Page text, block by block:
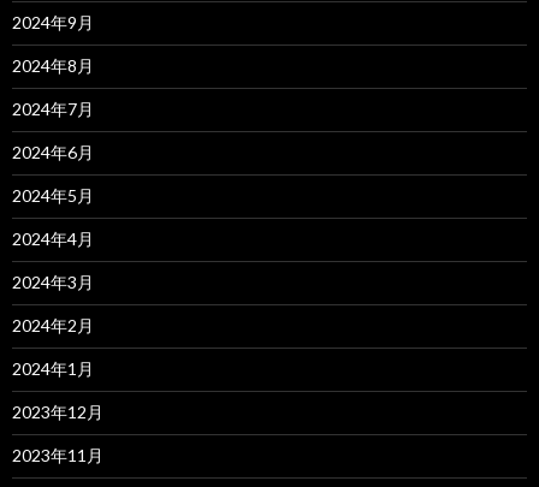
2024年9月
2024年8月
2024年7月
2024年6月
2024年5月
2024年4月
2024年3月
2024年2月
2024年1月
2023年12月
2023年11月